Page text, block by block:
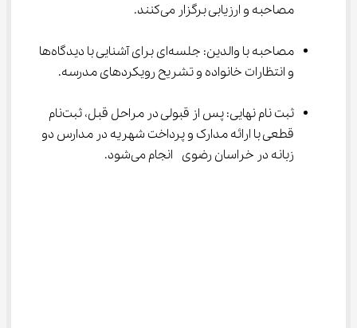
مصاحبه و ارزیابی برگزار می‌کنند.
مصاحبه با والدین: جلسه‌ای برای آشنایی با دیدگاه‌ها
و انتظارات خانواده و تشریح رویکردهای مدرسه.
ثبت ‌نام نهایی: پس از قبولی در مراحل قبل، ثبت‌نام
قطعی با ارائه مدارک و پرداخت شهریه در مدارس دو
زبانه در خراسان رضوی  انجام می‌شود.